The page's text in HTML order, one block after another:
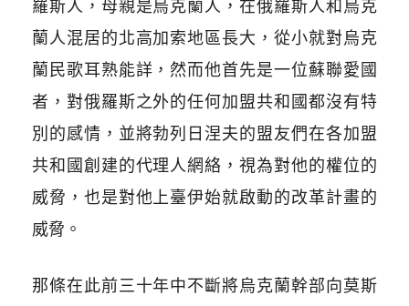
羅斯人，母親是烏克蘭人，在俄羅斯人和烏克
蘭人混居的北高加索地區長大，從小就對烏克
蘭民歌耳熟能詳，然而他首先是一位蘇聯愛國
者，對俄羅斯之外的任何加盟共和國都沒有特
別的感情，並將勃列日涅夫的盟友們在各加盟
共和國創建的代理人網絡，視為對他的權位的
威脅，也是對他上臺伊始就啟動的改革計畫的
威脅。
那條在此前三十年中不斷將烏克蘭幹部向莫斯